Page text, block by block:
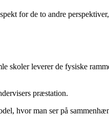
for de to andre
skoler leverer de fysiske
præstation.
hvor man ser på